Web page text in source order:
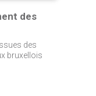
des
des
bruxellois